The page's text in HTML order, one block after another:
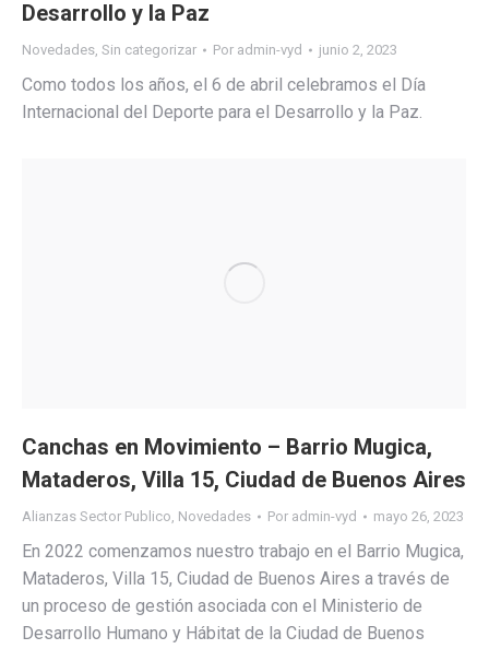
Desarrollo y la Paz
Novedades, Sin categorizar Por admin-vyd junio 2, 2023
Como todos los años, el 6 de abril celebramos el Día
Internacional del Deporte para el Desarrollo y la Paz.
Canchas en Movimiento – Barrio Mugica,
Mataderos, Villa 15, Ciudad de Buenos Aires
Alianzas Sector Publico, Novedades Por admin-vyd mayo 26, 2023
En 2022 comenzamos nuestro trabajo en el Barrio Mugica,
Mataderos, Villa 15, Ciudad de Buenos Aires a través de
un proceso de gestión asociada con el Ministerio de
Desarrollo Humano y Hábitat de la Ciudad de Buenos